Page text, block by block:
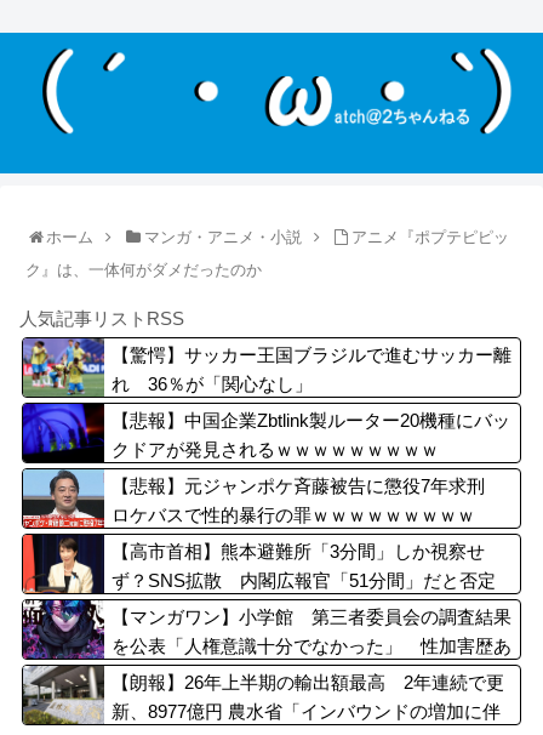
ホーム マンガ・アニメ・小説
アニメ『ポプテピピッ
ク』は、一体何がダメだったのか
人気記事リストRSS
【驚愕】サッカー王国ブラジルで進むサッカー離
れ 36％が「関心なし」
【悲報】中国企業Zbtlink製ルーター20機種にバッ
クドアが発見されるｗｗｗｗｗｗｗｗｗ
【悲報】元ジャンポケ斉藤被告に懲役7年求刑
ロケバスで性的暴行の罪ｗｗｗｗｗｗｗｗｗ
【高市首相】熊本避難所「3分間」しか視察せ
ず？SNS拡散 内閣広報官「51分間」だと否定
【マンガワン】小学館 第三者委員会の調査結果
を公表「人権意識十分でなかった」 性加害歴あ
る漫画家を別名義で起用
【朗報】26年上半期の輸出額最高 2年連続で更
新、8977億円 農水省「インバウンドの増加に伴